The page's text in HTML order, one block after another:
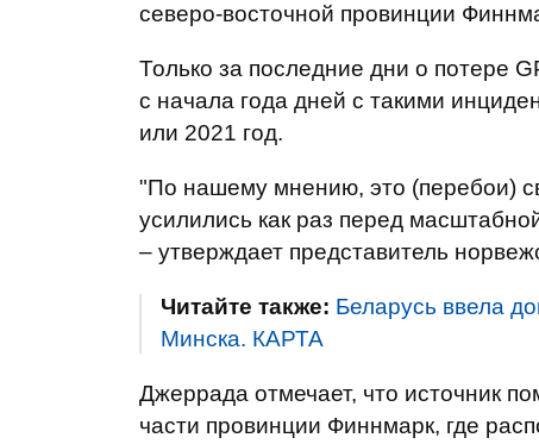
северо-восточной провинции
Только за последние дни о потере
с начала года дней с такими
или 2021 год.
"По нашему мнению, это (перебои)
усилились как раз перед
– утверждает представитель
Читайте также: Беларусь ввела
Минска. КАРТА
Джеррада отмечает, что источник
части провинции Финнмарк, где